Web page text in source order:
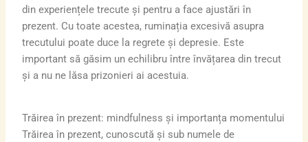
din experiențele trecute și pentru a face ajustări în
prezent. Cu toate acestea, ruminația excesivă asupra
trecutului poate duce la regrete și depresie. Este
important să găsim un echilibru între învățarea din trecut
și a nu ne lăsa prizonieri ai acestuia.
Trăirea în prezent: mindfulness și importanța momentului
Trăirea în prezent, cunoscută și sub numele de